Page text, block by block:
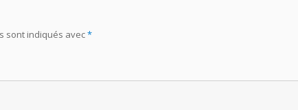
sont indiqués avec*